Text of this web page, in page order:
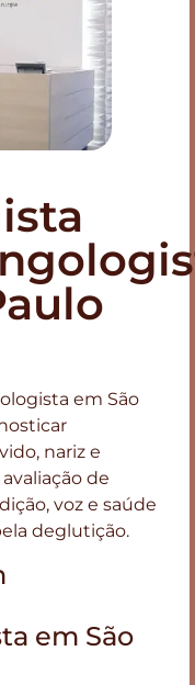
em São
nariz e
de
voz e saúde
deglutição.
em São